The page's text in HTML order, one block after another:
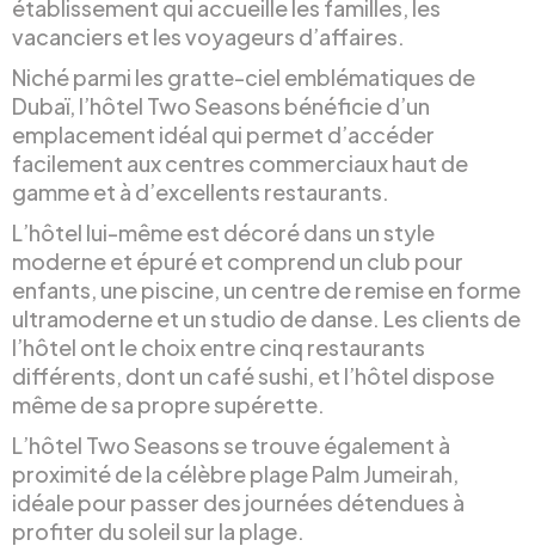
établissement qui accueille les familles, les
vacanciers et les voyageurs d’affaires.
Niché parmi les gratte-ciel emblématiques de
Dubaï, l’hôtel Two Seasons bénéficie d’un
emplacement idéal qui permet d’accéder
facilement aux centres commerciaux haut de
gamme et à d’excellents restaurants.
L’hôtel lui-même est décoré dans un style
moderne et épuré et comprend un club pour
enfants, une piscine, un centre de remise en forme
ultramoderne et un studio de danse. Les clients de
l’hôtel ont le choix entre cinq restaurants
différents, dont un café sushi, et l’hôtel dispose
même de sa propre supérette.
L’hôtel Two Seasons se trouve également à
proximité de la célèbre plage Palm Jumeirah,
idéale pour passer des journées détendues à
profiter du soleil sur la plage.